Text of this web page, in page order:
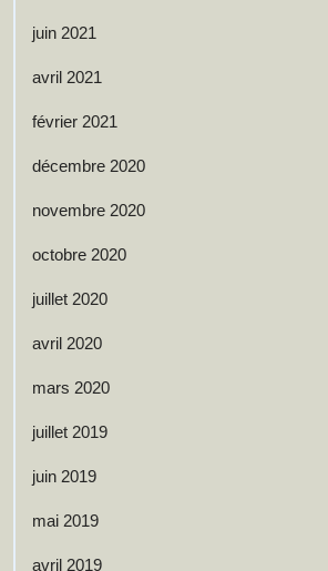
juin 2021
avril 2021
février 2021
décembre 2020
novembre 2020
octobre 2020
juillet 2020
avril 2020
mars 2020
juillet 2019
juin 2019
mai 2019
avril 2019